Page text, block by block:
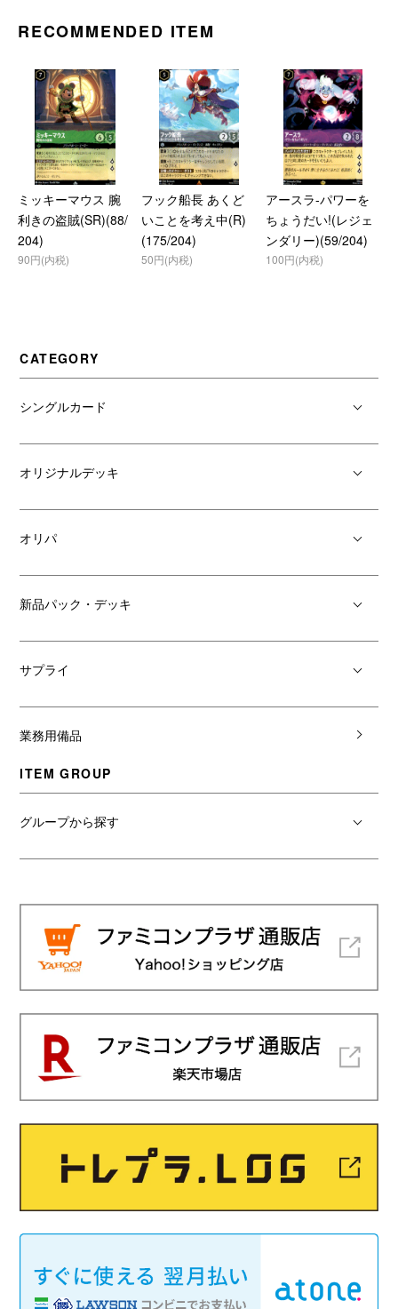
RECOMMENDED ITEM
ミッキーマウス 腕
利きの盗賊(SR)(88/
204)
90円(内税)
フック船長 あくど
いことを考え中(R)
(175/204)
50円(内税)
アースラ-パワーを
ちょうだい!(レジェ
ンダリー)(59/204)
100円(内税)
CATEGORY
シングルカード
オリジナルデッキ
オリパ
新品パック・デッキ
サプライ
業務用備品
ITEM GROUP
グループから探す